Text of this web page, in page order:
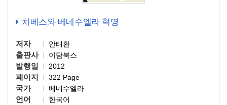
차베스와 베네수엘라 혁명
저자 안태환
출판사 이담북스
발행일 2012
페이지 322 Page
국가 베네수엘라
언어 한국어